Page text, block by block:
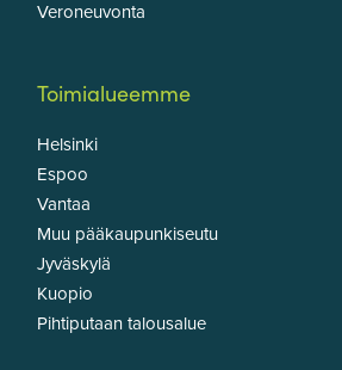
Veroneuvonta
Toimialueemme
Helsinki
Espoo
Vantaa
Muu pääkaupunkiseutu
Jyväskylä
Kuopio
Pihtiputaan talousalue